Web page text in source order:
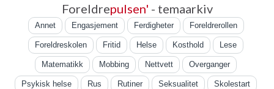
Foreldrepulsen' - temaarkiv
Annet Engasjement Ferdigheter Foreldrerollen
Foreldreskolen Fritid Helse Kosthold Lese
Matematikk Mobbing Nettvett Overganger
Psykisk helse Rus Rutiner Seksualitet Skolestart